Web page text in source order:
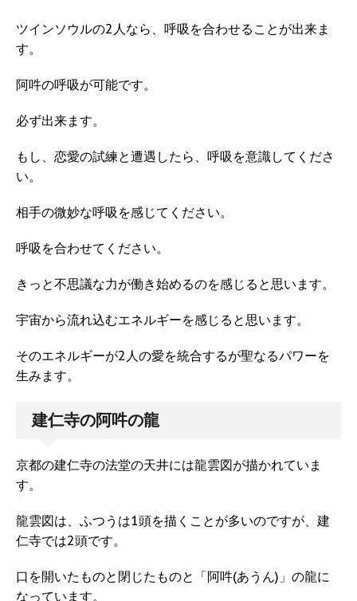
ツインソウルの2人なら、呼吸を合わせることが出来ま
す。
阿吽の呼吸が可能です。
必ず出来ます。
もし、恋愛の試練と遭遇したら、呼吸を意識してくださ
い。
相手の微妙な呼吸を感じてください。
呼吸を合わせてください。
きっと不思議な力が働き始めるのを感じると思います。
宇宙から流れ込むエネルギーを感じると思います。
そのエネルギーが2人の愛を統合するが聖なるパワーを
生みます。
建仁寺の阿吽の龍
京都の建仁寺の法堂の天井には龍雲図が描かれていま
す。
龍雲図は、ふつうは1頭を描くことが多いのですが、建
仁寺では2頭です。
口を開いたものと閉じたものと「阿吽(あうん)」の龍に
なっています。